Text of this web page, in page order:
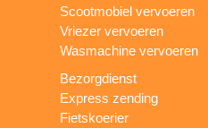
Scootmobiel vervoeren
Vriezer vervoeren
Wasmachine vervoeren
Bezorgdienst
Express zending
Fietskoerier